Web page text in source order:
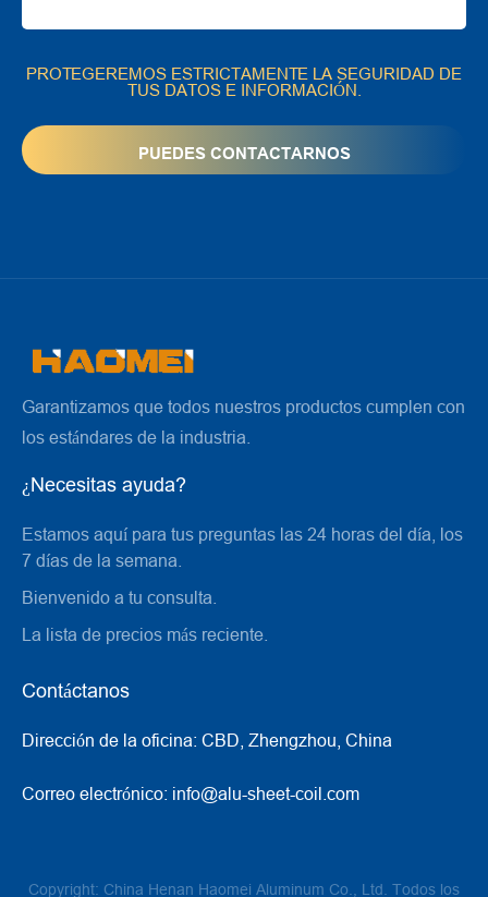
PROTEGEREMOS ESTRICTAMENTE LA SEGURIDAD DE
TUS DATOS E INFORMACIÓN.
Garantizamos que todos nuestros productos cumplen con
los estándares de la industria.
¿Necesitas ayuda?
Estamos aquí para tus preguntas las 24 horas del día, los
7 días de la semana.
Bienvenido a tu consulta.
La lista de precios más reciente.
Contáctanos
Dirección de la oficina: CBD, Zhengzhou, China
Correo electrónico: info@alu-sheet-coil.com
Copyright: China Henan Haomei Aluminum Co., Ltd. Todos los